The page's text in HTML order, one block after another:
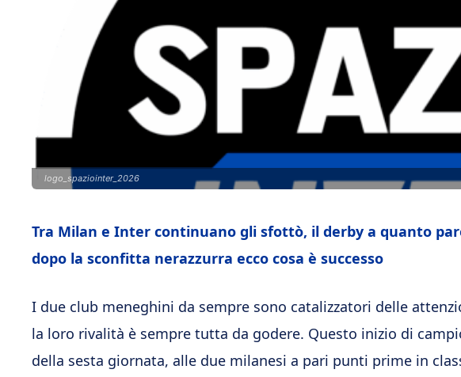
logo_spaziointer_2026
Tra Milan e Inter continuano gli sfottò, il derby a quanto
dopo la sconfitta nerazzurra ecco cosa è successo
I due club meneghini da sempre sono catalizzatori delle
la loro rivalità è sempre tutta da godere. Questo inizio di
della sesta giornata, alle due milanesi a pari punti prime in